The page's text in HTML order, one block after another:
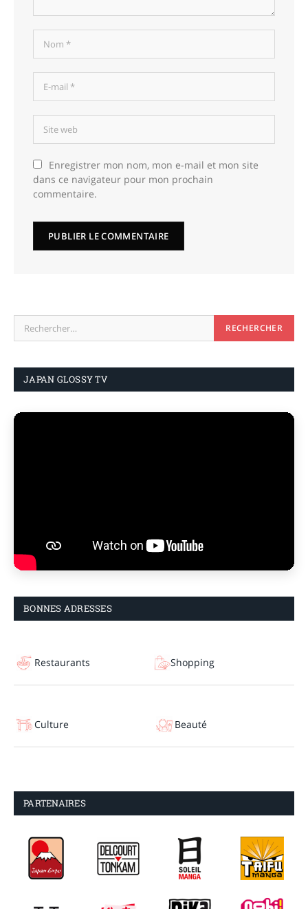
Enregistrer mon nom, mon e-mail et mon site
dans ce navigateur pour mon prochain
commentaire.
JAPAN GLOSSY TV
BONNES ADRESSES
Restaurants Shopping
Culture Beauté
PARTENAIRES